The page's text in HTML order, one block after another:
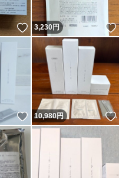
いいね！
3,230円
いいね！
10,980円